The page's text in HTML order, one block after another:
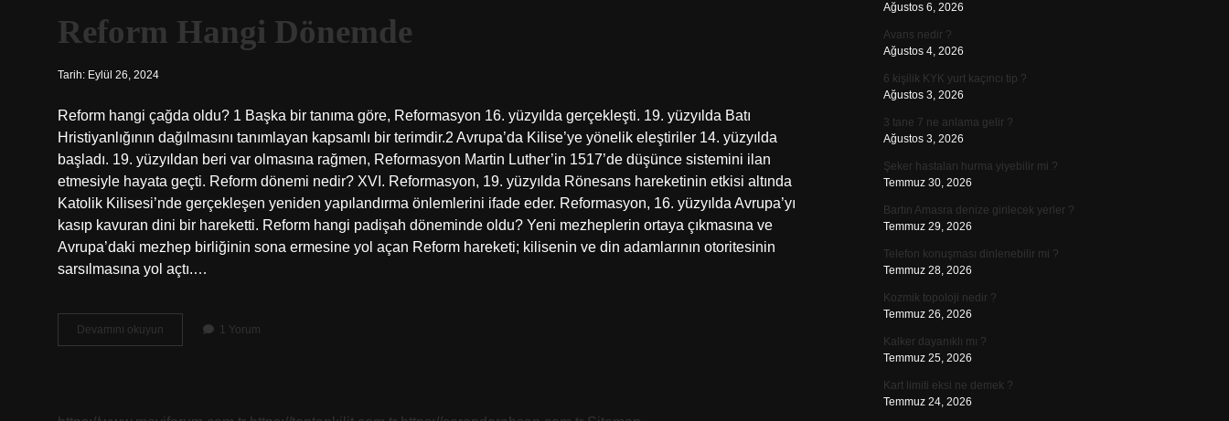
Reform Hangi Dönemde
Tarih: Eylül 26, 2024
Reform hangi çağda oldu? 1 Başka bir tanıma göre, Reformasyon 16. yüzyılda gerçekleşti. 19. yüzyılda Batı
Hristiyanlığının dağılmasını tanımlayan kapsamlı bir terimdir.2 Avrupa’da Kilise’ye yönelik eleştiriler 14. yüzyılda
başladı. 19. yüzyıldan beri var olmasına rağmen, Reformasyon Martin Luther’in 1517’de düşünce sistemini ilan
etmesiyle hayata geçti. Reform dönemi nedir? XVI. Reformasyon, 19. yüzyılda Rönesans hareketinin etkisi altında
Katolik Kilisesi’nde gerçekleşen yeniden yapılandırma önlemlerini ifade eder. Reformasyon, 16. yüzyılda Avrupa’yı
kasıp kavuran dini bir hareketti. Reform hangi padişah döneminde oldu? Yeni mezheplerin ortaya çıkmasına ve
Avrupa’daki mezhep birliğinin sona ermesine yol açan Reform hareketi; kilisenin ve din adamlarının otoritesinin
sarsılmasına yol açtı.…
Devamını okuyun
Hangi
1 Yorum
Ağustos 6, 2026
Avans nedir ?
Ağustos 4, 2026
6 kişilik KYK yurt kaçıncı tip ?
Ağustos 3, 2026
3 tane 7 ne anlama gelir ?
Ağustos 3, 2026
Şeker hastaları hurma yiyebilir mi ?
Temmuz 30, 2026
Bartın Amasra denize girilecek yerler ?
Temmuz 29, 2026
Telefon konuşması dinlenebilir mi ?
Temmuz 28, 2026
Kozmik topoloji nedir ?
Temmuz 26, 2026
Kalker dayanıklı mı ?
Temmuz 25, 2026
Kart limiti eksi ne demek ?
Temmuz 24, 2026